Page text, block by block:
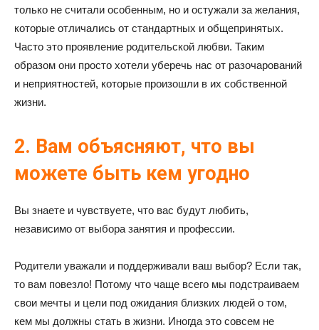
только не считали особенным, но и остужали за желания,
которые отличались от стандартных и общепринятых.
Часто это проявление родительской любви. Таким
образом они просто хотели уберечь нас от разочарований
и неприятностей, которые произошли в их собственной
жизни.
2. Вам объясняют, что вы
можете быть кем угодно
Вы знаете и чувствуете, что вас будут любить,
независимо от выбора занятия и профессии.
Родители уважали и поддерживали ваш выбор? Если так,
то вам повезло! Потому что чаще всего мы подстраиваем
свои мечты и цели под ожидания близких людей о том,
кем мы должны стать в жизни. Иногда это совсем не